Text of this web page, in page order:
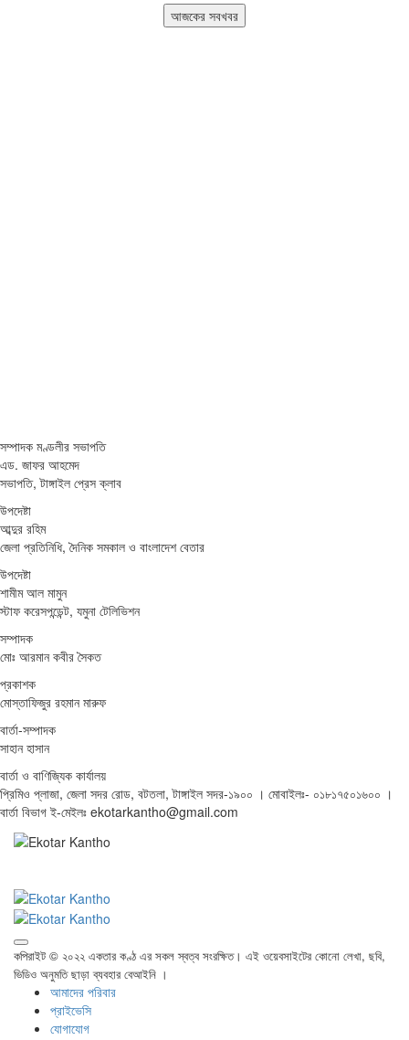
সম্পাদক মণ্ডলীর সভাপতি
এড. জাফর আহমেদ
সভাপতি, টাঙ্গাইল প্রেস ক্লাব
উপদেষ্টা
আব্দুর রহিম
জেলা প্রতিনিধি, দৈনিক সমকাল ও বাংলাদেশ বেতার
উপদেষ্টা
শামীম আল মামুন
স্টাফ করেসপন্ডেন্ট, যমুনা টেলিভিশন
সম্পাদক
মোঃ আরমান কবীর সৈকত
প্রকাশক
মোস্তাফিজুর রহমান মারুফ
বার্তা-সম্পাদক
সাহান হাসান
বার্তা ও বাণিজ্যিক কার্যালয়
প্রিমিও প্লাজা, জেলা সদর রোড, বটতলা, টাঙ্গাইল সদর-১৯০০ । মোবাইলঃ- ০১৮১৭৫০১৬০০ ।
বার্তা বিভাগ ই-মেইলঃ ekotarkantho@gmail.com
কপিরাইট © ২০২২ একতার কণ্ঠ এর সকল স্বত্ব সংরক্ষিত। এই ওয়েবসাইটের কোনো লেখা, ছবি,
ভিডিও অনুমতি ছাড়া ব্যবহার বেআইনি ।
আমাদের পরিবার
প্রাইভেসি
যোগাযোগ